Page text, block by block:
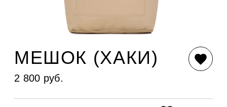
МЕШОК (ХАКИ)
2 800 руб.